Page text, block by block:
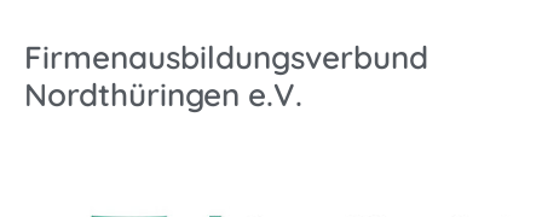
Firmenausbildungsverbund
Nordthüringen e.V.